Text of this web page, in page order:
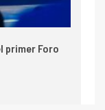
primer Foro